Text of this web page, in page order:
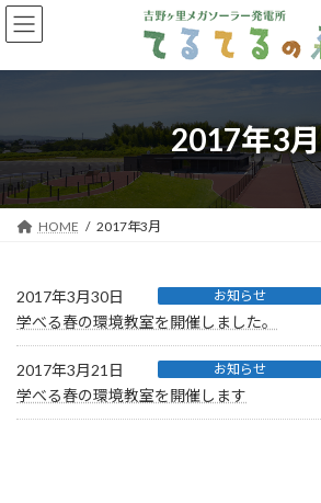
コ
ン
ン
ス
キ
ッ
プ
ナ
ビ
ー
ン
に
移
動
2017年3月
HOME 2017年3月
2017年3月30日 お知らせ
学べる春の環境教室を開催しました。
2017年3月21日 お知らせ
学べる春の環境教室を開催します